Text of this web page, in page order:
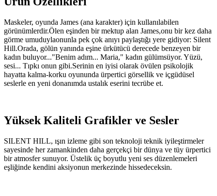
Maskeler, oyunda James (ana karakter) için kullanılabilen
görünümlerdir.Ölen eşinden bir mektup alan James,onu bir kez daha
görme umuduylaonunla pek çok anıyı paylaştığı yere gidiyor: Silent
Hill.Orada, gölün yanında eşine ürkütücü derecede benzeyen bir
kadın buluyor..."Benim adım... Maria," kadın gülümsüyor. Yüzü,
sesi... Tıpkı onun gibi.Serinin en iyisi olarak övülen psikolojik
hayatta kalma-korku oyununda ürpertici görsellik ve içgüdüsel
seslerle en yeni donanımda ustalık eserini tecrübe et.
Yüksek Kaliteli Grafikler ve Sesler
SILENT HILL, ışın izleme gibi son teknoloji teknik iyileştirmeler
sayesinde her zamankinden daha gerçekçi bir dünya ve tüy ürpertici
bir atmosfer sunuyor. Üstelik üç boyutlu yeni ses düzenlemeleri
eşliğinde kendini aksiyonun merkezinde hissedeceksin.